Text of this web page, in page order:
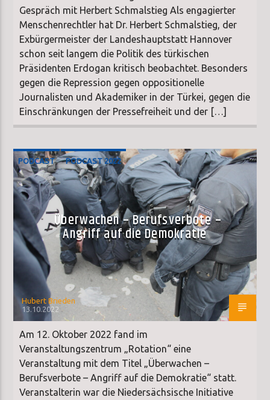
Gespräch mit Herbert Schmalstieg Als engagierter
Menschenrechtler hat Dr. Herbert Schmalstieg, der
Exbürgermeister der Landeshauptstatt Hannover
schon seit langem die Politik des türkischen
Präsidenten Erdogan kritisch beobachtet. Besonders
gegen die Repression gegen oppositionelle
Journalisten und Akademiker in der Türkei, gegen die
Einschränkungen der Pressefreiheit und der […]
PODCAST PODCAST 2022
Überwachen – Berufsverbote –
Angriff auf die Demokratie
Hubert Brieden
13.10.2022
Am 12. Oktober 2022 fand im
Veranstaltungszentrum „Rotation“ eine
Veranstaltung mit dem Titel „Überwachen –
Berufsverbote – Angriff auf die Demokratie“ statt.
Veranstalterin war die Niedersächsische Initiative